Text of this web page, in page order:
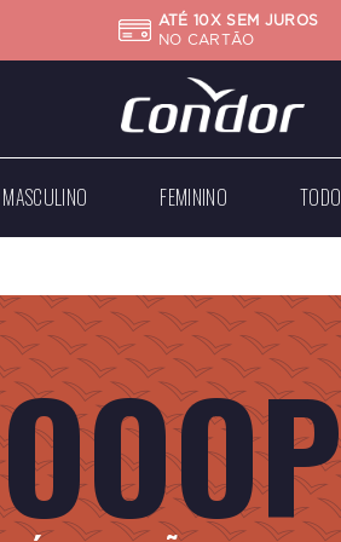
ATÉ 10X SEM JUROS
NO CARTÃO
MASCULINO
Case
Médios
Dourados
Prateados
Todos
FEMININO
Médios
Grandes
Dourados
Prateados
Todos